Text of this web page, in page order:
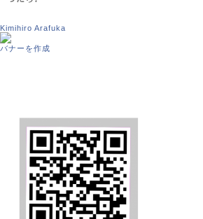
Kimihiro Arafuka
バナーを作成